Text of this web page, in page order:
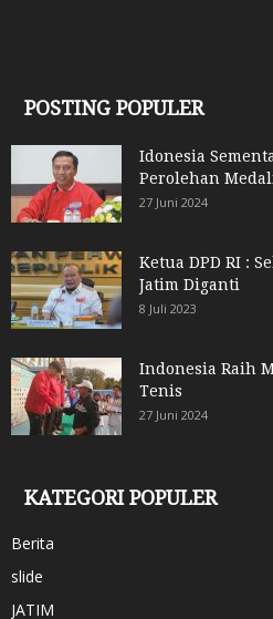
POSTING POPULER
Idonesia
Perolehan
27 Juni 2024
Ketua DPD RI :
Jatim Diganti
8 Juli 2023
Indonesia Raih
Tenis
27 Juni 2024
KATEGORI POPULER
Berita
slide
JATIM